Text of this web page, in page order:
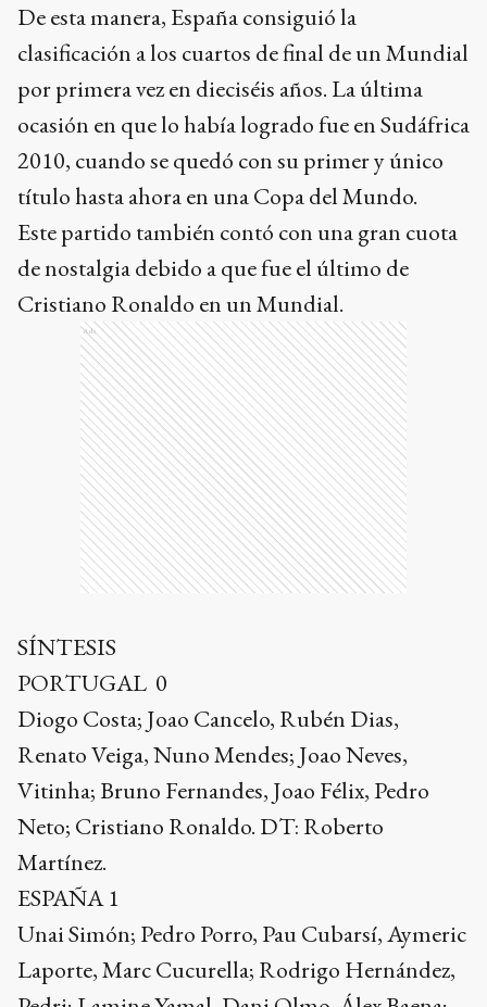
De esta manera, España consiguió la
clasificación a los cuartos de final de un Mundial
por primera vez en dieciséis años. La última
ocasión en que lo había logrado fue en Sudáfrica
2010, cuando se quedó con su primer y único
título hasta ahora en una Copa del Mundo.
Este partido también contó con una gran cuota
de nostalgia debido a que fue el último de
Cristiano Ronaldo en un Mundial.
Ads
SÍNTESIS
PORTUGAL 0
Diogo Costa; Joao Cancelo, Rubén Dias,
Renato Veiga, Nuno Mendes; Joao Neves,
Vitinha; Bruno Fernandes, Joao Félix, Pedro
Neto; Cristiano Ronaldo. DT: Roberto
Martínez.
ESPAÑA 1
Unai Simón; Pedro Porro, Pau Cubarsí, Aymeric
Laporte, Marc Cucurella; Rodrigo Hernández,